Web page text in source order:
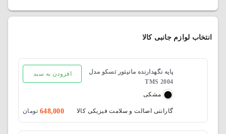
انتخاب لوازم جانبی کالا
پایه نگهدارنده مانیتور تسکو مدل
TMS 2004
افزودن به سبد
مشکی
گارانتی اصالت و سلامت فیزیکی کالا 648,000 تومان